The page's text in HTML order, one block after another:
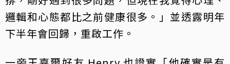
邏輯和心態都比之前健康很多。」並透露明年
下半年會回歸，重啟工作。